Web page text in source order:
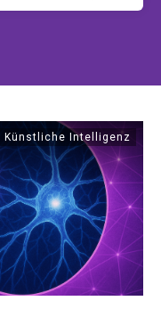
Künstliche Intelligenz